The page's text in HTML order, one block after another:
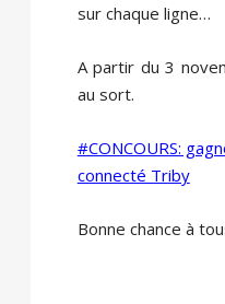
sur chaque ligne…
A partir du 3
au sort.
#CONCOURS:
connecté Triby
Bonne chance à